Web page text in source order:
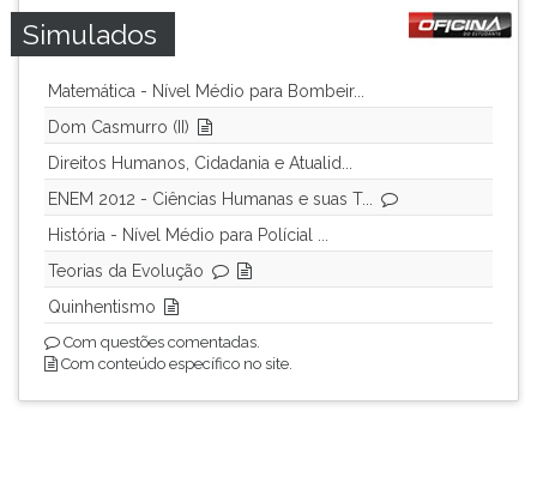
Simulados
Matemática - Nível Médio para Bombeir...
Dom Casmurro (II)
Direitos Humanos, Cidadania e Atualid...
ENEM 2012 - Ciências Humanas e suas T...
História - Nível Médio para Polícial ...
Teorias da Evolução
Quinhentismo
Com questões comentadas.
Com conteúdo específico no site.